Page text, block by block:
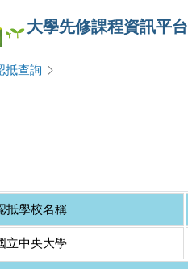
大學先修課程資訊平台
抵查詢
抵學校名稱
立中央大學